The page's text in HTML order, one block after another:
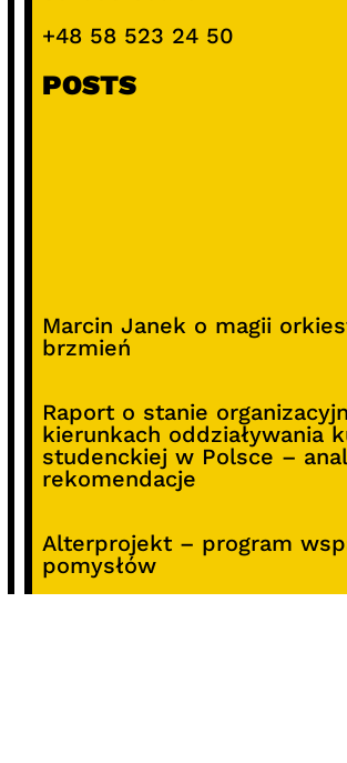
+48 58 523 24 50
POSTS
Marcin Janek o magii
brzmień
Raport o stanie
kierunkach oddziaływania
studenckiej w Polsce –
rekomendacje
Alterprojekt – program
pomysłów